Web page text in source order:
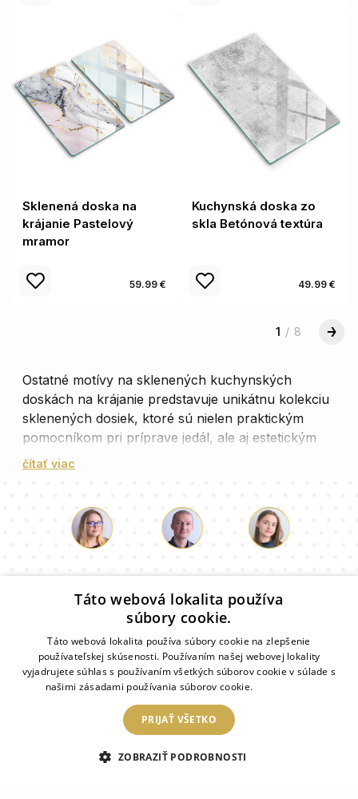
Sklenená doska na
krájanie Pastelový
mramor
59.99 €
Kuchynská doska zo
skla Betónová textúra
49.99 €
1 / 8
Ostatné motívy na sklenených kuchynských
doskách na krájanie predstavuje unikátnu kolekciu
sklenených dosiek, ktoré sú nielen praktickým
pomocníkom pri príprave jedál, ale aj estetickým
doplnkom každej kuchyne. Tieto dosky sú zdobené
Vytlačené motívy sú odolné voči odieraniu a
neovplyvňujú chuť ani vôňu pokrmov. Tieto
sklenené dosky môžu slúžiť aj ako stojany na
horúce nádoby alebo ako dekoratívny prvok, ktorý
pridá kuchyni šmrnc. Každá doska v tejto kategórii
je jedinečná a odlišná, čo zaručuje, že každý
zákazník si nájde presne to, čo hľadá.
čítať viac
ZRKADLOMAT
Táto webová lokalita používa
súbory cookie.
Táto webová lokalita používa súbory cookie na zlepšenie
používateľskej skúsenosti. Používaním našej webovej lokality
vyjadrujete súhlas s používaním všetkých súborov cookie v súlade s
našimi zásadami používania súborov cookie.
PRIJAŤ VŠETKO
ZOBRAZIŤ PODROBNOSTI